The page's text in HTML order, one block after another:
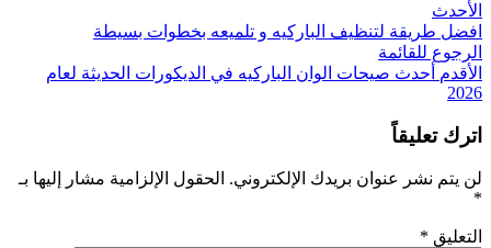
الأحدث
افضل طريقة لتنظيف الباركيه و تلميعه بخطوات بسيطة
الرجوع للقائمة
الأقدم أحدث صيحات الوان الباركيه في الديكورات الحديثة لعام
2026
اترك تعليقاً
لن يتم نشر عنوان بريدك الإلكتروني. الحقول الإلزامية مشار إليها بـ
*
التعليق *